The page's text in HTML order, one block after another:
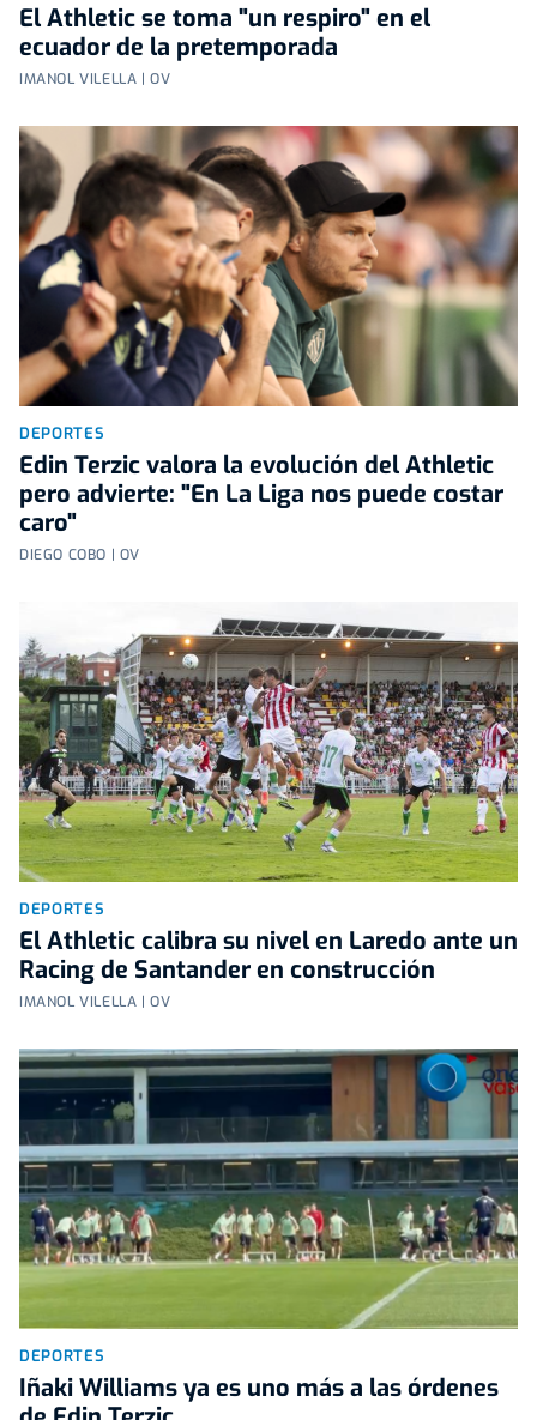
El Athletic se toma "un respiro" en el
ecuador de la pretemporada
IMANOL VILELLA | OV
DEPORTES
Edin Terzic valora la evolución del Athletic
pero advierte: "En La Liga nos puede costar
caro"
DIEGO COBO | OV
DEPORTES
El Athletic calibra su nivel en Laredo ante un
Racing de Santander en construcción
IMANOL VILELLA | OV
DEPORTES
Iñaki Williams ya es uno más a las órdenes